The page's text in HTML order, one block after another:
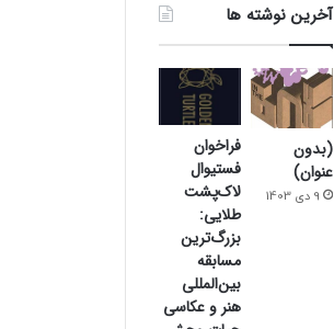
آخرین نوشته ها
(بدون
عنوان)
9 دی 1403
فراخوان
فستیوال
لاک‌پشت
طلایی:
بزرگ‌ترین
مسابقه
بین‌المللی
هنر و عکاسی